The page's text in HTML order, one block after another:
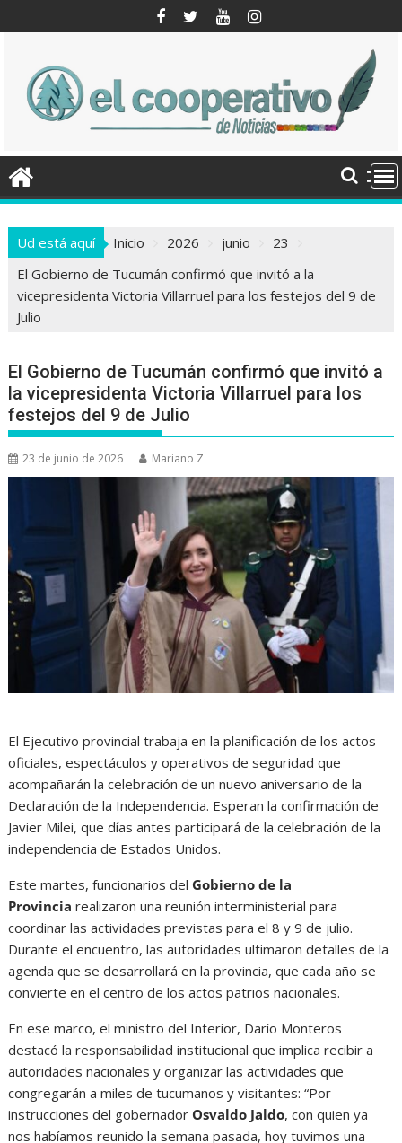
al
Ud está aquí Inicio 2026 junio
23
El Gobierno de Tucumán confirmó que invitó a la
vicepresidenta Victoria Villarruel para los festejos del 9 de
Julio
El Gobierno de Tucumán confirmó que invitó a
la vicepresidenta Victoria Villarruel para los
festejos del 9 de Julio
23 de junio de 2026 Mariano Z
El Ejecutivo provincial trabaja en la planificación de los actos
oficiales, espectáculos y operativos de seguridad que
acompañarán la celebración de un nuevo aniversario de la
Declaración de la Independencia. Esperan la confirmación de
Javier Milei, que días antes participará de la celebración de la
independencia de Estados Unidos.
Este martes, funcionarios del Gobierno de la
Provincia realizaron una reunión interministerial para
coordinar las actividades previstas para el 8 y 9 de julio.
Durante el encuentro, las autoridades ultimaron detalles de la
agenda que se desarrollará en la provincia, que cada año se
convierte en el centro de los actos patrios nacionales.
En ese marco, el ministro del Interior, Darío Monteros
destacó la responsabilidad institucional que implica recibir a
autoridades nacionales y organizar las actividades que
congregarán a miles de tucumanos y visitantes: “Por
instrucciones del gobernador Osvaldo Jaldo, con quien ya
nos habíamos reunido la semana pasada, hoy tuvimos una